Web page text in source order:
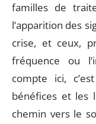
familles de
l’apparition des
crise, et ceux,
fréquence ou
compte ici,
bénéfices et les
chemin vers le